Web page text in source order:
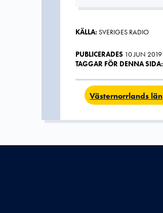
KÄLLA: SVERIGES RADIO
PUBLICERADES 10 JUN
TAGGAR FÖR DENNA SIDA:
Västernorrlands län